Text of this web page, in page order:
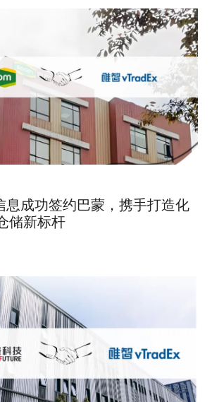
息成功签约巴蒙，携手打造化
储新标杆